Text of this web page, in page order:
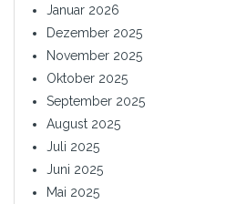
Januar 2026
Dezember 2025
November 2025
Oktober 2025
September 2025
August 2025
Juli 2025
Juni 2025
Mai 2025